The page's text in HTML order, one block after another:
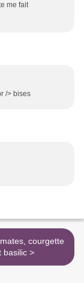
me fait
/> bises
courgette
et basilic >